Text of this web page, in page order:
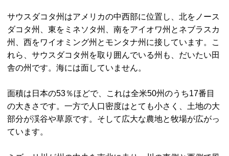
サウスダコタ州はアメリカの中西部に位置し、北をノース
ダコタ州、東をミネソタ州、南をアイオワ州とネブラスカ
州、西をワイオミング州とモンタナ州に接しています。こ
れら、サウスダコタ州を取り囲んでいる州も、だいたい田
舎の州です。海には面していません。
面積は日本の53％ほどで、これは全米50州のうち17番目
の大きさです。一方で人口密度はとても小さく、土地の大
部分が渓谷や草原です。そして広大な農地と牧場が広がっ
ています。